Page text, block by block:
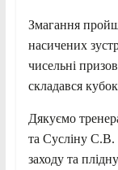
Змагання
насичених
чисельні
складався
Дякуємо
та Сусліну С.В.
заходу та